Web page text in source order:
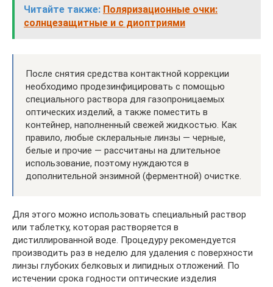
Читайте также: Поляризационные очки:
солнцезащитные и с диоптриями
После снятия средства контактной коррекции
необходимо продезинфицировать с помощью
специального раствора для газопроницаемых
оптических изделий, а также поместить в
контейнер, наполненный свежей жидкостью. Как
правило, любые склеральные линзы — черные,
белые и прочие — рассчитаны на длительное
использование, поэтому нуждаются в
дополнительной энзимной (ферментной) очистке.
Для этого можно использовать специальный раствор
или таблетку, которая растворяется в
дистиллированной воде. Процедуру рекомендуется
производить раз в неделю для удаления с поверхности
линзы глубоких белковых и липидных отложений. По
истечении срока годности оптические изделия